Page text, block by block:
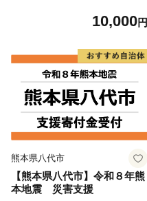
10,000円
熊本県八代市
【熊本県八代市】令和８年熊
本地震 災害支援